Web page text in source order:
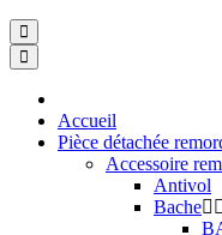
Accueil
Pièce détachée
Accessoire
Antivol
Bache